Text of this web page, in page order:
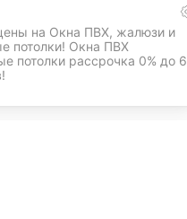
на Окна ПВХ, жалюзи и
потолки! Окна ПВХ
потолки рассрочка 0% до 6